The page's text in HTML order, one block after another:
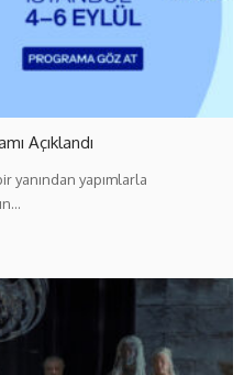
Açıklandı
yanından yapımlarla